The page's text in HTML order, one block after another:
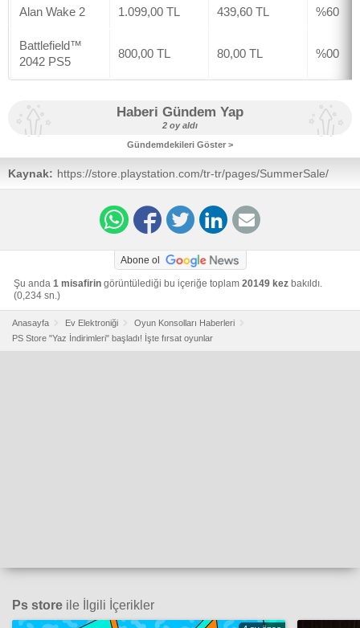
Alan Wake 2 1.099,00 TL 439,60 TL %60
Battlefield™
2042 PS5
800,00 TL 80,00 TL %00
Haberi Gündem Yap
2 oy aldı
Gündemdekileri Göster >
Kaynak: https://store.playstation.com/tr-tr/pages/SummerSale/
Abone ol
Şu anda 1 misafirin görüntülediği bu içeriğe toplam 20149 kez bakıldı.
(0,234 sn.)
Anasayfa Ev Elektroniği
Oyun Konsolları Haberleri
PS Store "Yaz İndirimleri" başladı! İşte fırsat oyunlar
Ps store ile İlgili İçerikler